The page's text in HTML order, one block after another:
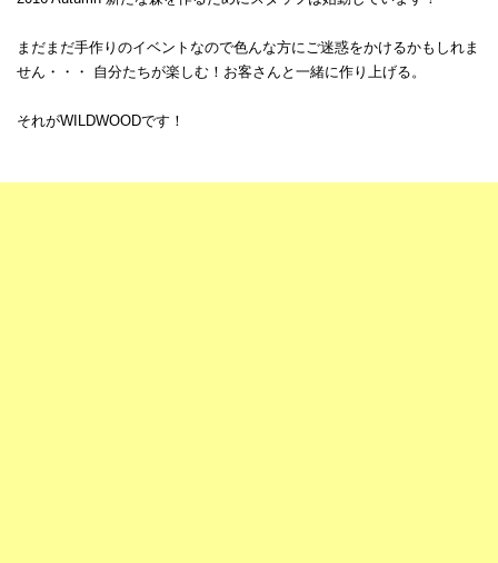
まだまだ手作りのイベントなので色んな方にご迷惑をかけるかもしれま
せん・・・ 自分たちが楽しむ！お客さんと一緒に作り上げる。
それがWILDWOODです！